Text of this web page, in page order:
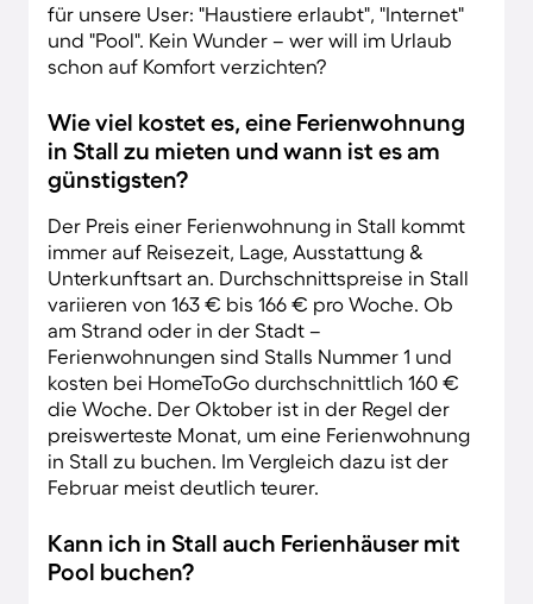
für unsere User: "Haustiere erlaubt", "Internet"
und "Pool". Kein Wunder – wer will im Urlaub
schon auf Komfort verzichten?
Wie viel kostet es, eine Ferienwohnung
in Stall zu mieten und wann ist es am
günstigsten?
Der Preis einer Ferienwohnung in Stall kommt
immer auf Reisezeit, Lage, Ausstattung &
Unterkunftsart an. Durchschnittspreise in Stall
variieren von 163 € bis 166 € pro Woche. Ob
am Strand oder in der Stadt –
Ferienwohnungen sind Stalls Nummer 1 und
kosten bei HomeToGo durchschnittlich 160 €
die Woche. Der Oktober ist in der Regel der
preiswerteste Monat, um eine Ferienwohnung
in Stall zu buchen. Im Vergleich dazu ist der
Februar meist deutlich teurer.
Kann ich in Stall auch Ferienhäuser mit
Pool buchen?